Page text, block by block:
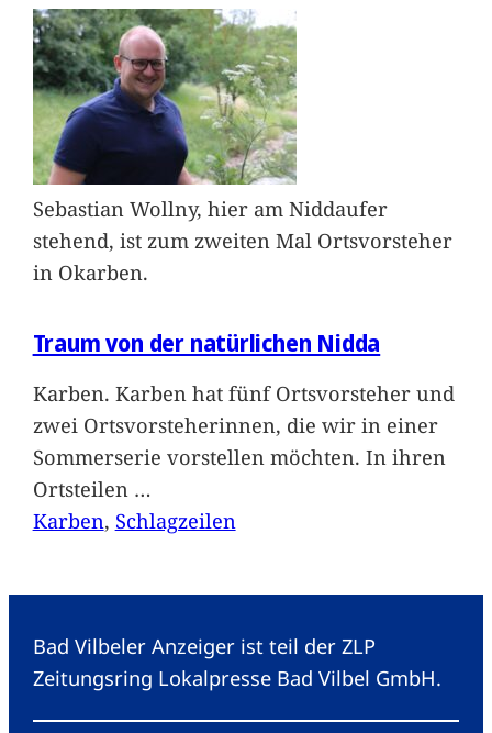
Sebastian Wollny, hier am Niddaufer
stehend, ist zum zweiten Mal Ortsvorsteher
in Okarben.
Traum von der natürlichen Nidda
Karben. Karben hat fünf Ortsvorsteher und
zwei Ortsvorsteherinnen, die wir in einer
Sommerserie vorstellen möchten. In ihren
Ortsteilen …
Karben, Schlagzeilen
Bad Vilbeler Anzeiger ist teil der ZLP
Zeitungsring Lokalpresse Bad Vilbel GmbH.